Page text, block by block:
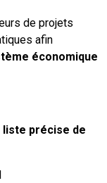
de projets
afin
économique
liste précise de